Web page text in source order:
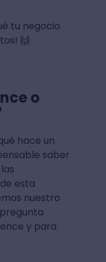
tu negocio
🙌
o
hace un
saber
esta
nuestro
y para